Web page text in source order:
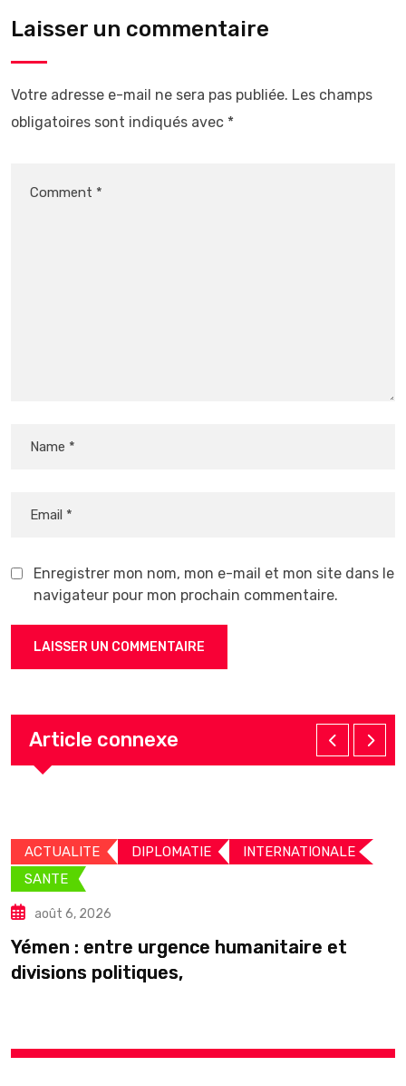
Laisser un commentaire
Votre adresse e-mail ne sera pas publiée. Les champs
obligatoires sont indiqués avec *
Enregistrer mon nom, mon e-mail et mon site dans le
navigateur pour mon prochain commentaire.
Article connexe
ACTUALITE DIPLOMATIE
INTERNATIONALE
SANTE
août 6, 2026
Yémen : entre urgence humanitaire et
divisions politiques,